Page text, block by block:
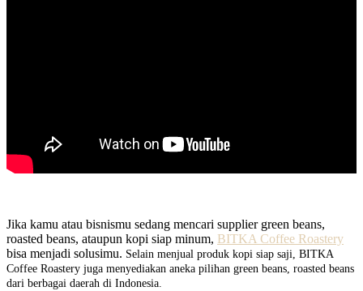
Jika kamu atau bisnismu sedang mencari supplier green beans,
roasted beans, ataupun kopi siap minum, BITKA Coffee Roastery
bisa menjadi solusimu. Selain menjual produk kopi siap saji, BITKA
Coffee Roastery juga menyediakan aneka pilihan green beans, roasted beans
dari berbagai daerah di Indonesia.